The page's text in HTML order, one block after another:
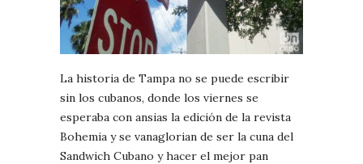
La historia de Tampa no se puede escribir
sin los cubanos, donde los viernes se
esperaba con ansias la edición de la revista
Bohemia y se vanaglorian de ser la cuna del
Sandwich Cubano y hacer el mejor pan